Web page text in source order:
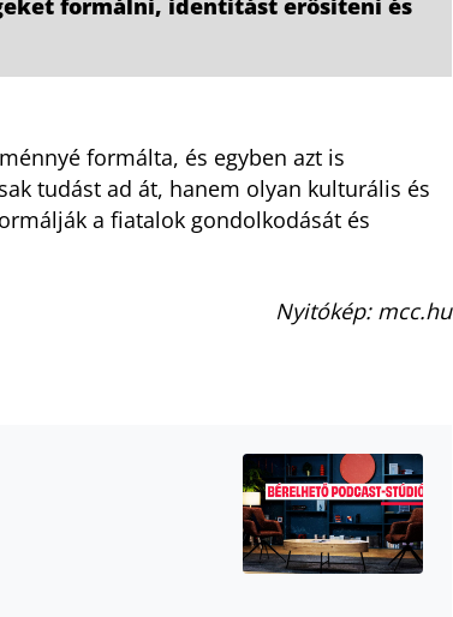
formálni, identitást erősíteni és
formálta, és egyben azt is
tudást ad át, hanem olyan kulturális és
a fiatalok gondolkodását és
Nyitókép: mcc.hu